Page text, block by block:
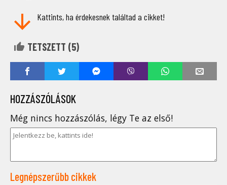
Kattints, ha érdekesnek találtad a cikket!
TETSZETT (5)
HOZZÁSZÓLÁSOK
Még nincs hozzászólás, légy Te az első!
Legnépszerűbb cikkek